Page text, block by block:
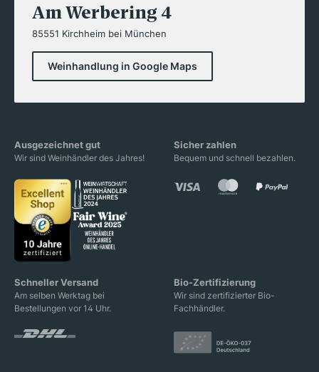
Am Werbering 4
85551 Kirchheim bei München
Weinhandlung in Google Maps
Ausgezeichnet gut
Wir sind Weinhändler des Jahres!
Sicher zahlen
Bequem und schnell bezahlen.
Schneller Versand
Am selben Werktag bei
Bestellungen vor 14 Uhr.
Bio-Zertifizierung
Wir sind zertifizierter Bio-
Fachhändler.